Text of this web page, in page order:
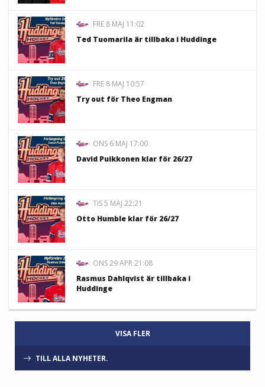
FRE 8 MAJ 11:02
Ted Tuomarila är tillbaka i Huddinge
FRE 8 MAJ 10:57
Try out för Theo Engman
ONS 6 MAJ 17:00
David Puikkonen klar för 26/27
TIS 5 MAJ 22:21
Otto Humble klar för 26/27
ONS 29 APR 21:08
Rasmus Dahlqvist är tillbaka i
Huddinge
VISA FLER
TILL ALLA NYHETER.